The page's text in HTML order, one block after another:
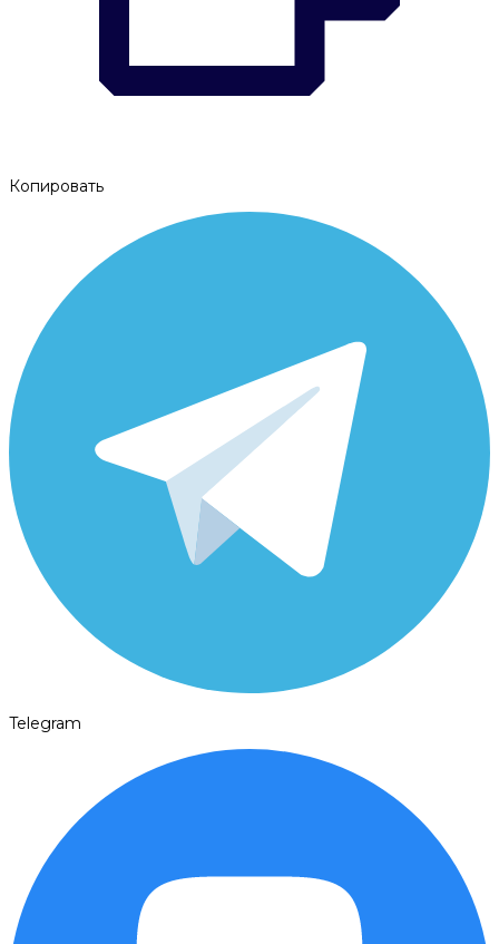
Копировать
Telegram